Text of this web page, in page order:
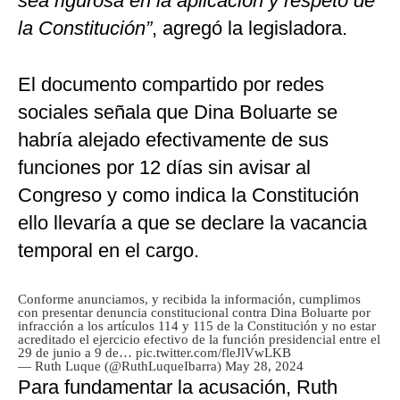
la Constitución”, agregó la legisladora.
El documento compartido por redes
sociales señala que Dina Boluarte se
habría alejado efectivamente de sus
funciones por 12 días sin avisar al
Congreso y como indica la Constitución
ello llevaría a que se declare la vacancia
temporal en el cargo.
Conforme anunciamos, y recibida la información, cumplimos
con presentar denuncia constitucional contra Dina Boluarte por
infracción a los artículos 114 y 115 de la Constitución y no estar
acreditado el ejercicio efectivo de la función presidencial entre el
29 de junio a 9 de… pic.twitter.com/fleJlVwLKB
— Ruth Luque (@RuthLuqueIbarra) May 28, 2024
Para fundamentar la acusación, Ruth